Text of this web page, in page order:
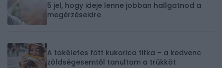
5 jel, hogy ideje lenne jobban hallgatnod a
megérzéseidre
A tökéletes főtt kukorica titka – a kedvenc
zöldségesemtől tanultam a trükköt